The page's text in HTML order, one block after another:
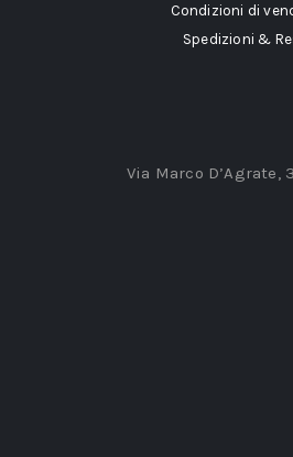
Condizioni di
Spedizioni &
Via Marco D’Agrate,